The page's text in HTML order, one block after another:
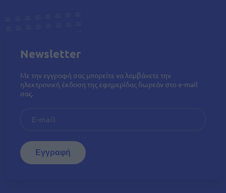
Newsletter
Με την εγγραφή σας μπορείτε να λαμβάνετε την
ηλεκτρονική έκδοση της εφημερίδας δωρεάν στο e-mail
σας.